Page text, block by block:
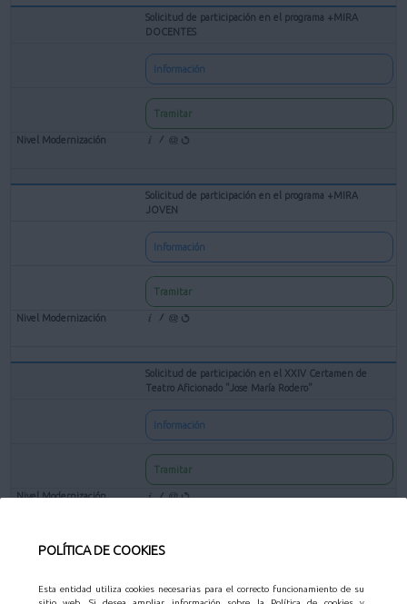
POLÍTICA DE COOKIES
Esta entidad utiliza cookies necesarias para el correcto funcionamiento de su
Solicitud de participación en el programa +MIRA
DOCENTES
Información
Tramitar
Solicitud de participación en el programa +MIRA
JOVEN
Información
Tramitar
Solicitud de participación en el XXIV Certamen de
Teatro Aficionado "Jose María Rodero"
Información
Tramitar
Solicitud de subvenciones para entidades culturales sin